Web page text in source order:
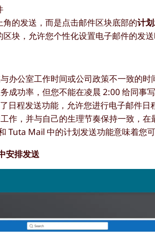
角的发送，而是点击邮件区块底部的计
区块，允许您个性化设置电子邮件的发
办公室工作时间或公司政策不一致的
成功率，但您不能在凌晨 2:00 给同事
日程发送功能，允许您进行电子邮件
作，并与自己的生理节奏保持一致，在
Tuta Mail 中的计划发送功能意味着您
安排发送